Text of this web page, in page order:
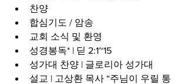
찬양
합심기도 / 암송
교회 소식 및 환영
성경봉독* | 딛 2:1~15
성가대 찬양 | 글로리아 성가대
설교 | 고상환 목사 “주님이 우릴 통